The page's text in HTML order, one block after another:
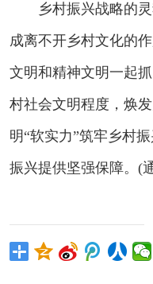
乡村振兴战略的灵
成离不开乡村文化的
文明和精神文明一起
村社会文明程度，焕
明“软实力”筑牢乡村
振兴提供坚强保障。(